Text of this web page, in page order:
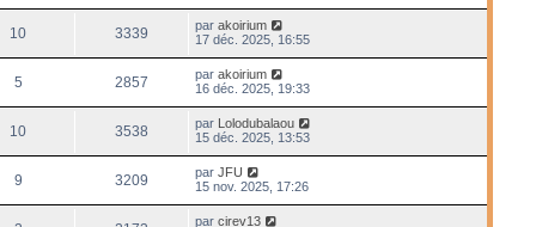
10 3339 parakoirium
17 déc. 2025, 16:55
5 2857 parakoirium
16 déc. 2025, 19:33
10 3538 par
Lolodubalaou
15 déc. 2025, 13:53
9 3209 parJFU
15 nov. 2025, 17:26
parcirev13